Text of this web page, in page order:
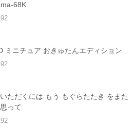
68K
ミニチュア おきゅたんエディション
ただくには もう もぐらたたき をまた
って